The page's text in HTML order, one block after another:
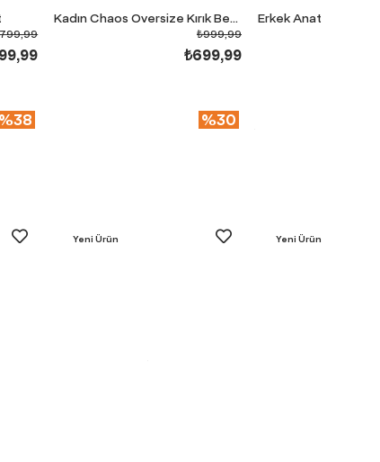
%38
Kadın Chaos Oversize Kırık Beyaz Premium T-Shirt
₺699,99
₺999,99
%30
Yeni Ürün Yeni Ürün